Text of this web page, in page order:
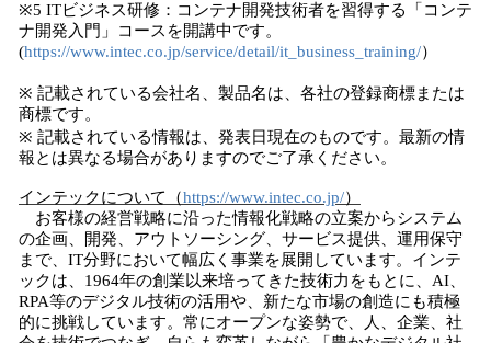
※5 ITビジネス研修：コンテナ開発技術者を習得する「コンテ
ナ開発入門」コースを開講中です。
(https://www.intec.co.jp/service/detail/it_business_training/）
※ 記載されている会社名、製品名は、各社の登録商標または
商標です。
※ 記載されている情報は、発表日現在のものです。最新の情
報とは異なる場合がありますのでご了承ください。
インテックについて（https://www.intec.co.jp/）
お客様の経営戦略に沿った情報化戦略の立案からシステム
の企画、開発、アウトソーシング、サービス提供、運用保守
まで、IT分野において幅広く事業を展開しています。インテ
ックは、1964年の創業以来培ってきた技術力をもとに、AI、
RPA等のデジタル技術の活用や、新たな市場の創造にも積極
的に挑戦しています。常にオープンな姿勢で、人、企業、社